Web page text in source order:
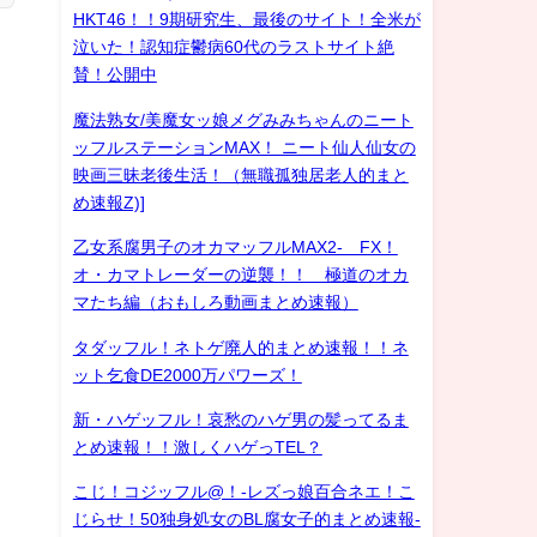
HKT46！！9期研究生、最後のサイト！全米が
泣いた！認知症鬱病60代のラストサイト絶
賛！公開中
魔法熟女/美魔女ッ娘メグみみちゃんのニート
ッフルステーションMAX！ ニート仙人仙女の
映画三昧老後生活！（無職孤独居老人的まと
め速報Z)]
乙女系腐男子のオカマッフルMAX2- FX！
オ・カマトレーダーの逆襲！！ 極道のオカ
マたち編（おもしろ動画まとめ速報）
タダッフル！ネトゲ廃人的まとめ速報！！ネ
ット乞食DE2000万パワーズ！
新・ハゲッフル！哀愁のハゲ男の髪ってるま
とめ速報！！激しくハゲっTEL？
こじ！コジッフル@！-レズっ娘百合ネエ！こ
じらせ！50独身処女のBL腐女子的まとめ速報-